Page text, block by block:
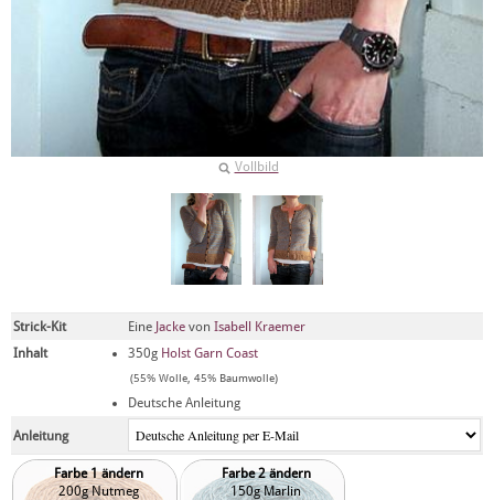
Vollbild
Strick-Kit Eine Jacke von Isabell Kraemer
Inhalt
350g Holst Garn Coast
(55% Wolle, 45% Baumwolle)
Deutsche Anleitung
Anleitung
Farbe 1 ändern
200g Nutmeg
Farbe 2 ändern
150g Marlin